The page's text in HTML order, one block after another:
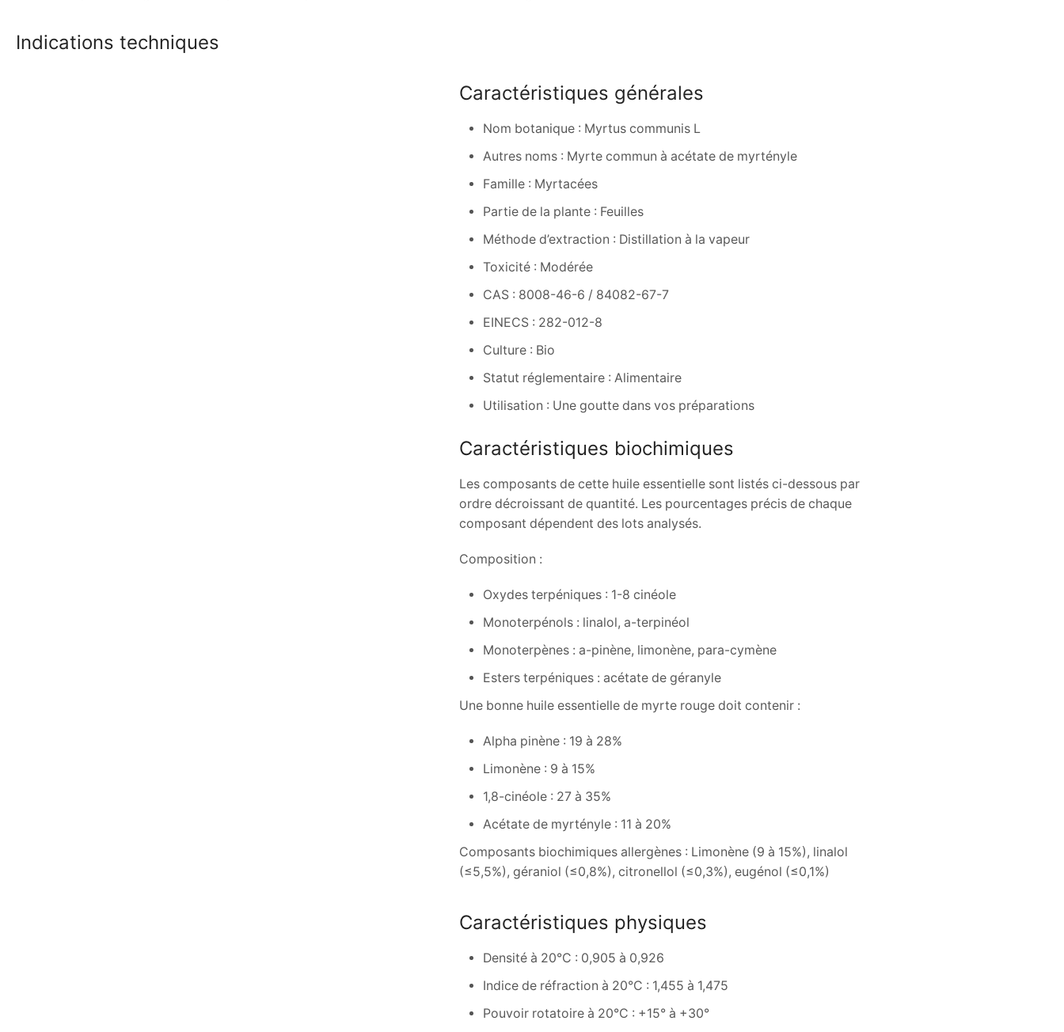
Indications techniques
Caractéristiques générales
Nom botanique : Myrtus communis L
Autres noms : Myrte commun à acétate de myrtényle
Famille : Myrtacées
Partie de la plante : Feuilles
Méthode d’extraction : Distillation à la vapeur
Toxicité : Modérée
CAS : 8008-46-6 / 84082-67-7
EINECS : 282-012-8
Culture : Bio
Statut réglementaire : Alimentaire
Utilisation : Une goutte dans vos préparations
Caractéristiques biochimiques
Les composants de cette huile essentielle sont listés ci-dessous par
ordre décroissant de quantité. Les pourcentages précis de chaque
composant dépendent des lots analysés.
Composition :
Oxydes terpéniques : 1-8 cinéole
Monoterpénols : linalol, a-terpinéol
Monoterpènes : a-pinène, limonène, para-cymène
Esters terpéniques : acétate de géranyle
Une bonne huile essentielle de myrte rouge doit contenir :
Alpha pinène : 19 à 28%
Limonène : 9 à 15%
1,8-cinéole : 27 à 35%
Acétate de myrtényle : 11 à 20%
Composants biochimiques allergènes : Limonène (9 à 15%), linalol
(≤5,5%), géraniol (≤0,8%), citronellol (≤0,3%), eugénol (≤0,1%)
Caractéristiques physiques
Densité à 20°C : 0,905 à 0,926
Indice de réfraction à 20°C : 1,455 à 1,475
Pouvoir rotatoire à 20°C : +15° à +30°